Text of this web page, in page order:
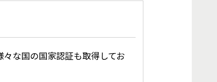
々な国の国家認証も取得してお